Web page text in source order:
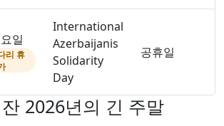
일
리 휴
International
Azerbaijanis
Solidarity
Day
공휴일
2026년의 긴 주말